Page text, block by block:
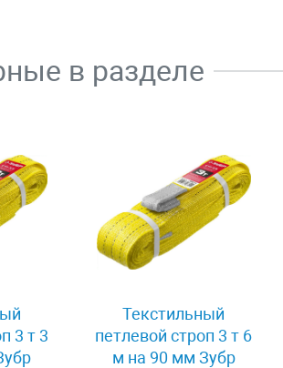
в разделе
3 т 3
Текстильный
петлевой строп 3 т 6
м на 90 мм Зубр